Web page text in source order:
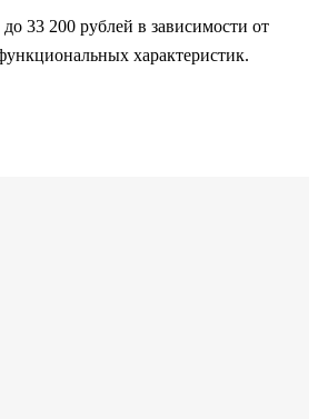
33 200 рублей в зависимости от
характеристик.